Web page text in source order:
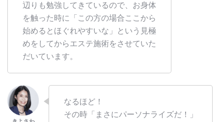
辺りも勉強してきているので、お身体
を触った時に「この方の場合ここから
始めるとほぐれやすいな」という見極
めをしてからエステ施術をさせていた
だいています。
なるほど！
その時「まさにパーソナライズだ！」